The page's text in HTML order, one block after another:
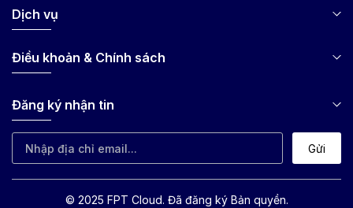
Dịch vụ
Điều khoản & Chính sách
Đăng ký nhận tin
Gửi
© 2025 FPT Cloud. Đã đăng ký Bản quyền.